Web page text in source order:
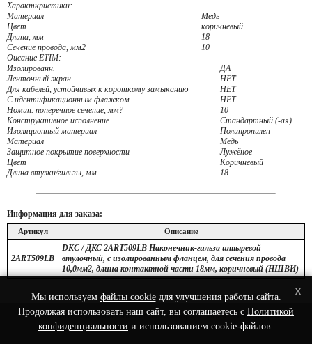
Мы используем файлы cookieдля улучшения работы сайта.
Продолжая использовать наш сайт, вы соглашаетесь с Политикой
конфиденциальности и использованием cookie-файлов.
x
Характкристики:
Материал
Медь
Цвет
коричневый
Длина, мм
18
Сечение провода, мм2
10
Оисание ETIM:
Изолированн.
ДА
Ленточный экран
НЕТ
Для кабелей, устойчивых к короткому замыканию
НЕТ
С идентификационным флажком
НЕТ
Номин. поперечное сечение, мм?
10
Конструктивное исполнение
Стандартный (-ая)
Изоляционный материал
Полипропилен
Материал
Медь
Защитное покрытие поверхности
Лужёное
Цвет
Коричневый
Длина втулки/гильзы, мм
18
Информация для заказа:
Артикул Описание
2ART509LB
DKC / ДКС 2ART509LB Наконечник-гильза штыревой
втулочный, с изолированным фланцем, для сечения провода
10,0мм2, длина контактной части 18мм, коричневый (НШВИ)
© 2022 Интернет-Магазин сетевого оборудования - Nets-Shop.ru.